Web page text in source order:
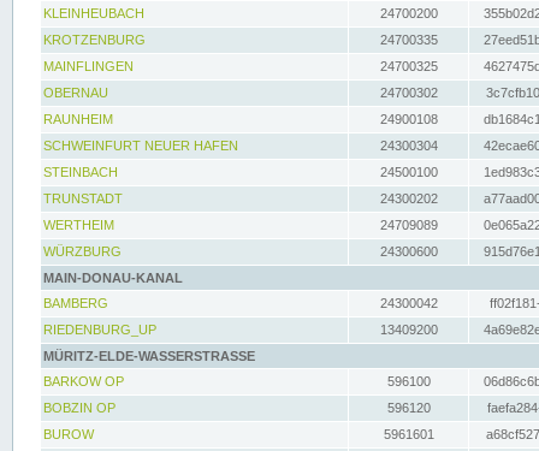
KLEINHEUBACH 24700200
KROTZENBURG
24700335
MAINFLINGEN
24700325
OBERNAU
24700302
RAUNHEIM
24900108
SCHWEINFURT NEUER HAFEN
24300304
STEINBACH
24500100
TRUNSTADT
24300202
WERTHEIM
24709089
WÜRZBURG
24300600
MAIN-DONAU-KANAL
BAMBERG
24300042
RIEDENBURG_UP
13409200
MÜRITZ-ELDE-WASSERSTRASSE
BARKOW OP
596100
BOBZIN OP
596120
BUROW
5961601